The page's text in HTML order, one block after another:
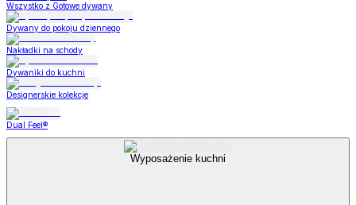
Wszystko z Gotowe dywany
Dywany do pokoju dziennego
Nakładki na schody
Dywaniki do kuchni
Designerskie kolekcje
Dual Feel®
Wyposażenie kuchni